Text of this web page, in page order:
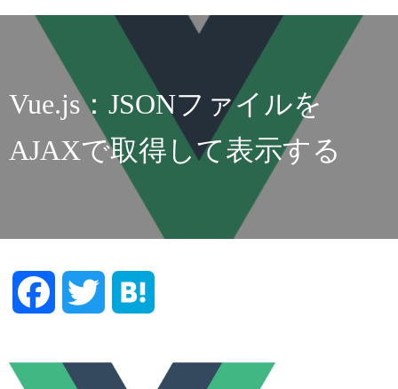
Vue.js：JSONファイルを
AJAXで取得して表示する